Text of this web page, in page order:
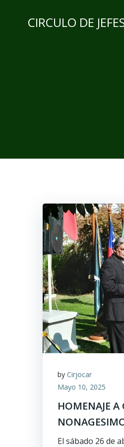
CIRCULO DE
by Cirjocar
Mayo 10, 2025
HOMENAJE A
El sábado 26 de